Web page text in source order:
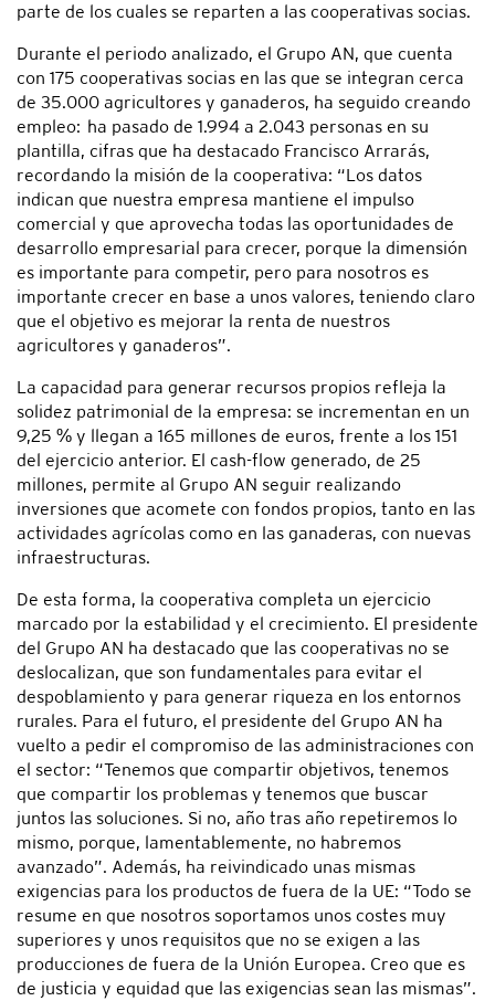
parte de los cuales se reparten a las cooperativas socias.
Durante el periodo analizado, el Grupo AN, que cuenta
con 175 cooperativas socias en las que se integran cerca
de 35.000 agricultores y ganaderos, ha seguido creando
empleo: ha pasado de 1.994 a 2.043 personas en su
plantilla, cifras que ha destacado Francisco Arrarás,
recordando la misión de la cooperativa: “Los datos
indican que nuestra empresa mantiene el impulso
comercial y que aprovecha todas las oportunidades de
desarrollo empresarial para crecer, porque la dimensión
es importante para competir, pero para nosotros es
importante crecer en base a unos valores, teniendo claro
que el objetivo es mejorar la renta de nuestros
agricultores y ganaderos”.
La capacidad para generar recursos propios refleja la
solidez patrimonial de la empresa: se incrementan en un
9,25 % y llegan a 165 millones de euros, frente a los 151
del ejercicio anterior. El cash-flow generado, de 25
millones, permite al Grupo AN seguir realizando
inversiones que acomete con fondos propios, tanto en las
actividades agrícolas como en las ganaderas, con nuevas
infraestructuras.
De esta forma, la cooperativa completa un ejercicio
marcado por la estabilidad y el crecimiento. El presidente
del Grupo AN ha destacado que las cooperativas no se
deslocalizan, que son fundamentales para evitar el
despoblamiento y para generar riqueza en los entornos
rurales. Para el futuro, el presidente del Grupo AN ha
vuelto a pedir el compromiso de las administraciones con
el sector: “Tenemos que compartir objetivos, tenemos
que compartir los problemas y tenemos que buscar
juntos las soluciones. Si no, año tras año repetiremos lo
mismo, porque, lamentablemente, no habremos
avanzado”. Además, ha reivindicado unas mismas
exigencias para los productos de fuera de la UE: “Todo se
resume en que nosotros soportamos unos costes muy
superiores y unos requisitos que no se exigen a las
producciones de fuera de la Unión Europea. Creo que es
de justicia y equidad que las exigencias sean las mismas”.